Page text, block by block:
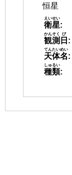
恒星
衛星
えいせい
:
観測
かんそく
日
び
:
天体名
てんたいめい
:
種類
しゅるい
: